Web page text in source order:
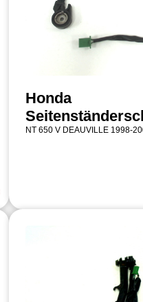
Honda
NT 650 V DEAUVILLE 1998-